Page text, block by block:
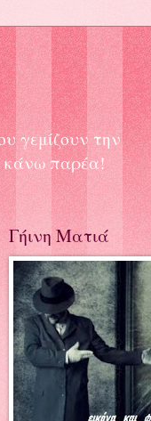
γεμίζουν την
κάνω παρέα!
Γήινη Ματιά